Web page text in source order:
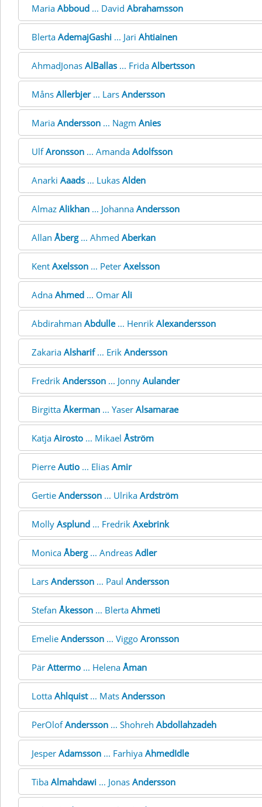
Maria Abboud ... David Abrahamsson
Blerta AdemajGashi ... Jari Ahtiainen
AhmadJonas AlBallas ... Frida Albertsson
Måns Allerbjer... Lars Andersson
Maria Andersson ... Nagm Anies
UlfAronsson ... Amanda Adolfsson
Anarki Aaads ... Lukas Alden
Almaz Alikhan ... Johanna Andersson
Allan Åberg... Ahmed Aberkan
Kent Axelsson ... Peter Axelsson
Adna Ahmed ... Omar Ali
Abdirahman Abdulle... Henrik Alexandersson
Zakaria Alsharif... Erik Andersson
Fredrik Andersson ... Jonny Aulander
Birgitta Åkerman ... Yaser Alsamarae
Katja Airosto ... Mikael Åström
Pierre Autio ... Elias Amir
Gertie Andersson ... Ulrika Ardström
Molly Asplund ... Fredrik Axebrink
Monica Åberg... Andreas Adler
Lars Andersson ... Paul Andersson
Stefan Åkesson ... Blerta Ahmeti
Emelie Andersson ... Viggo Aronsson
Pär Attermo ... Helena Åman
Lotta Ahlquist... Mats Andersson
PerOlofAndersson ... Shohreh Abdollahzadeh
Jesper Adamsson ... Farhiya AhmedIdle
Tiba Almahdawi ... Jonas Andersson